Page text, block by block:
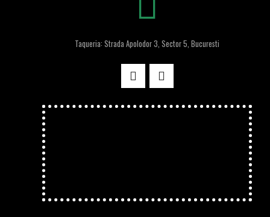
Taqueria: Strada Apolodor 3, Sector 5, Bucuresti